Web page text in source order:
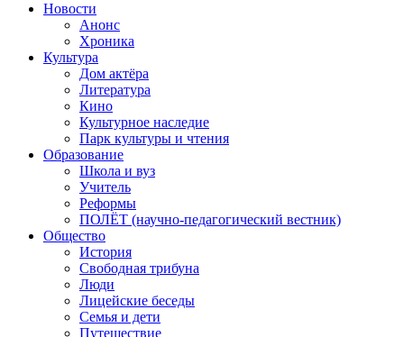
Новости
Анонс
Хроника
Культура
Дом актёра
Литература
Кино
Культурное наследие
Парк культуры и чтения
Образование
Школа и вуз
Учитель
Реформы
ПОЛЁТ (научно-педагогический вестник)
Общество
История
Свободная трибуна
Люди
Лицейские беседы
Семья и дети
Путешествие